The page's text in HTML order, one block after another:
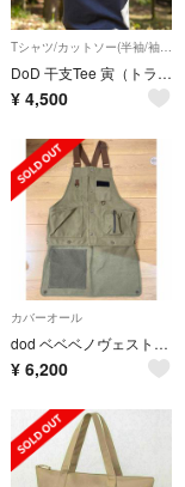
DoD 干支Tee 寅（トラ）ver Lサイズ
¥ 4,500
カバーオール
dod ベベベノヴェスト カーキ 美品 ディーオーディー キャンプ 焚き火ベスト
¥ 6,200